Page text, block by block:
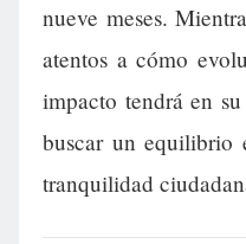
nueve meses.
atentos a cómo
impacto tendrá en
buscar un equilibrio
tranquilidad